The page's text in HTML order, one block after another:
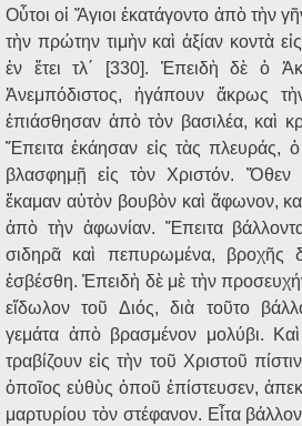
Οὗτοι οἱ Ἅγιοι ἐκατάγοντο ἀπὸ τὴν
τὴν πρώτην τιμὴν καὶ ἀξίαν κοντὰ
ἐν ἔτει τλ΄ [330]. Ἐπειδὴ δὲ ὁ
Ἀνεμπόδιστος, ἠγάπουν ἄκρως
ἐπιάσθησαν ἀπὸ τὸν βασιλέα, καὶ
Ἔπειτα ἐκάησαν εἰς τὰς πλευράς,
βλασφημῇ εἰς τὸν Χριστόν. Ὅθεν
ἔκαμαν αὐτὸν βουβὸν καὶ ἄφωνον,
ἀπὸ τὴν ἀφωνίαν. Ἔπειτα
σιδηρᾶ καὶ πεπυρωμένα, βροχῆς
ἐσβέσθη. Ἐπειδὴ δὲ μὲ τὴν
εἴδωλον τοῦ Διός, διὰ τοῦτο
γεμάτα ἀπὸ βρασμένον μολύβι. Καὶ
τραβίζουν εἰς τὴν τοῦ Χριστοῦ
ὁποῖος εὐθὺς ὁποῦ ἐπίστευσεν,
μαρτυρίου τὸν στέφανον. Εἶτα